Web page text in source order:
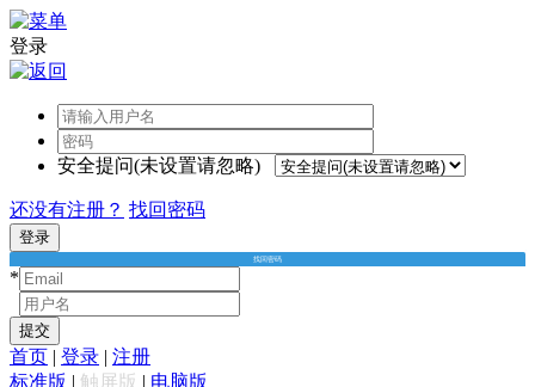
登录
安全提问(未设置请忽略)
还没有注册？ 找回密码
登录
找回密码
*
提交
首页 | 登录 | 注册
标准版 | 触屏版 | 电脑版